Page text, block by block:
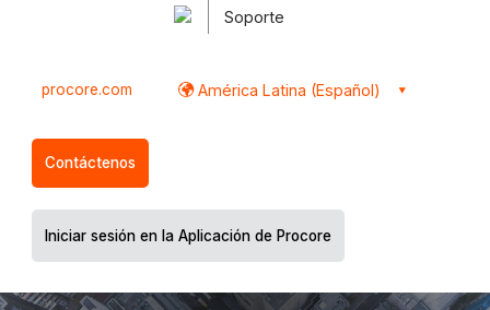
Soporte
procore.com América Latina (Español)
Contáctenos
Iniciar sesión en la Aplicación de Procore